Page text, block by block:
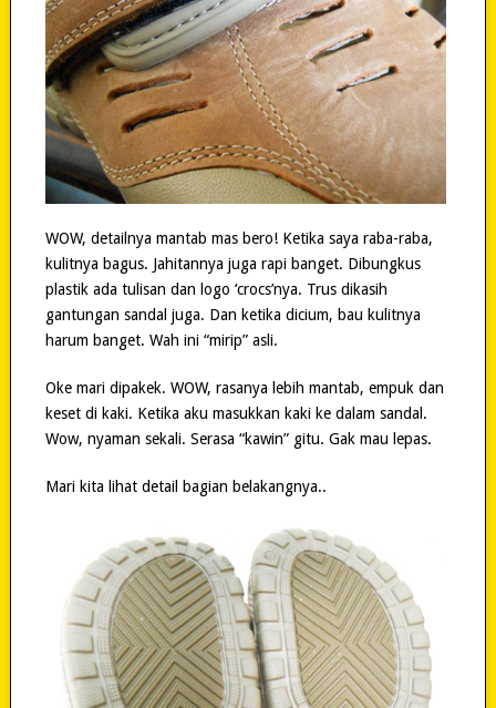
WOW, detailnya mantab mas bero! Ketika saya raba-raba,
kulitnya bagus. Jahitannya juga rapi banget. Dibungkus
plastik ada tulisan dan logo ‘crocs’nya. Trus dikasih
gantungan sandal juga. Dan ketika dicium, bau kulitnya
harum banget. Wah ini “mirip” asli.
Oke mari dipakek. WOW, rasanya lebih mantab, empuk dan
keset di kaki. Ketika aku masukkan kaki ke dalam sandal.
Wow, nyaman sekali. Serasa “kawin” gitu. Gak mau lepas.
Mari kita lihat detail bagian belakangnya..